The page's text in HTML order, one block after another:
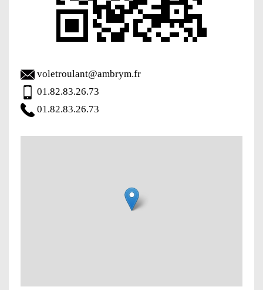
voletroulant@ambrym.fr
01.82.83.26.73
01.82.83.26.73